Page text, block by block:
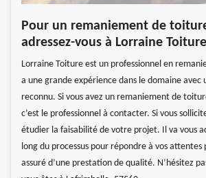
Pour un remaniement de
adressez-vous à Lorraine
Lorraine Toiture est un professionnel en
a une grande expérience dans le domaine avec
reconnu. Si vous avez un remaniement de
c’est le professionnel à contacter. Si vous
étudier la faisabilité de votre projet. Il va vous
long du processus pour répondre à vos attentes
assuré d’une prestation de qualité. N’hésitez